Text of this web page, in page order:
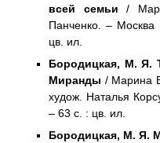
всей семьи /
Панченко. –
цв. ил.
Бородицкая, М. Я.
Миранды / Марина
худож. Наталья
– 63 с. : цв. ил.
Бородицкая, М. Я.